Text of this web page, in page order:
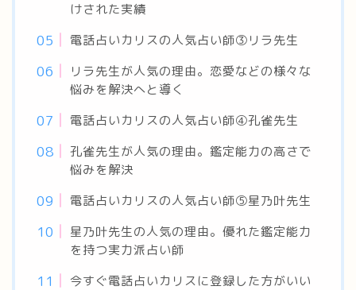
けされた実績
電話占いカリスの人気占い師③リラ先生
リラ先生が人気の理由。恋愛などの様々な
悩みを解決へと導く
電話占いカリスの人気占い師④孔雀先生
孔雀先生が人気の理由。鑑定能力の高さで
悩みを解決
電話占いカリスの人気占い師⑤星乃叶先生
星乃叶先生の人気の理由。優れた鑑定能力
を持つ実力派占い師
今すぐ電話占いカリスに登録した方がいい